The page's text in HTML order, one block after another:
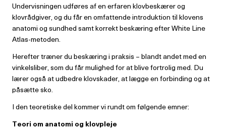
Undervisningen udføres af en erfaren klovbeskærer og
klovrådgiver, og du får en omfattende introduktion til klovens
anatomi og sundhed samt korrekt beskæring efter White Line
Atlas-metoden.
Herefter træner du beskæring i praksis – blandt andet med en
vinkelsliber, som du får mulighed for at blive fortrolig med. Du
lærer også at udbedre klovskader, at lægge en forbinding og at
påsætte sko.
I den teoretiske del kommer vi rundt om følgende emner:
Teori om anatomi og klovpleje